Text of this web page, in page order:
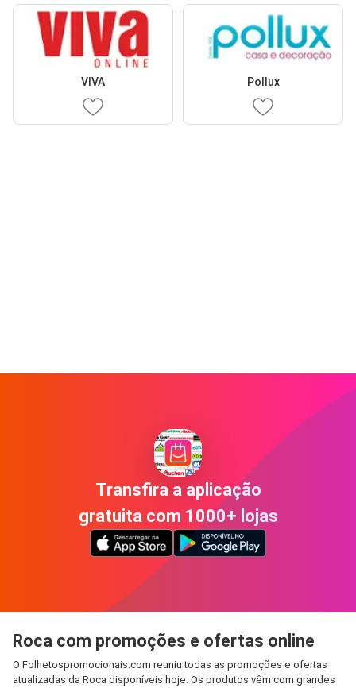
VIVA Pollux
Transfira a aplicação
gratuita com 1000+ lojas
Roca com promoções e ofertas online
O Folhetospromocionais.com reuniu todas as promoções e ofertas
atualizadas da Roca disponíveis hoje. Os produtos vêm com grandes